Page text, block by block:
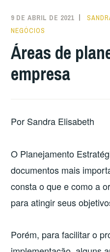
9 DE ABRIL DE 2021
NEGÓCIOS
Áreas de
empresa
Por Sandra Elisabeth
O Planejamento
documentos mais
consta o que e como a
para atingir seus
Porém, para facilitar o